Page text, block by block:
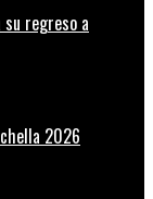
su regreso a
2026